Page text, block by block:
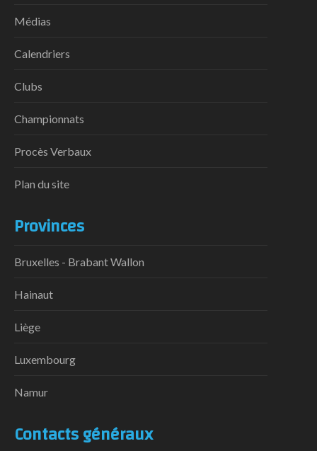
Médias
Calendriers
Clubs
Championnats
Procès Verbaux
Plan du site
Provinces
Bruxelles - Brabant Wallon
Hainaut
Liège
Luxembourg
Namur
Contacts généraux